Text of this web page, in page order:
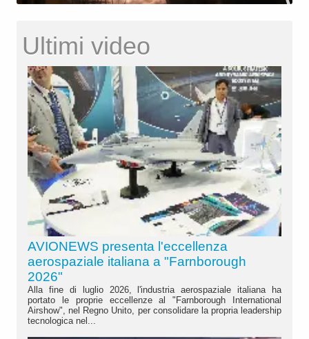
Ultimi video
AVIONEWS presenta l'eccellenza
aerospaziale italiana a "Farnborough
2026"
Alla fine di luglio 2026, l'industria aerospaziale italiana ha
portato le proprie eccellenze al "Farnborough International
Airshow", nel Regno Unito, per consolidare la propria leadership
tecnologica nel...